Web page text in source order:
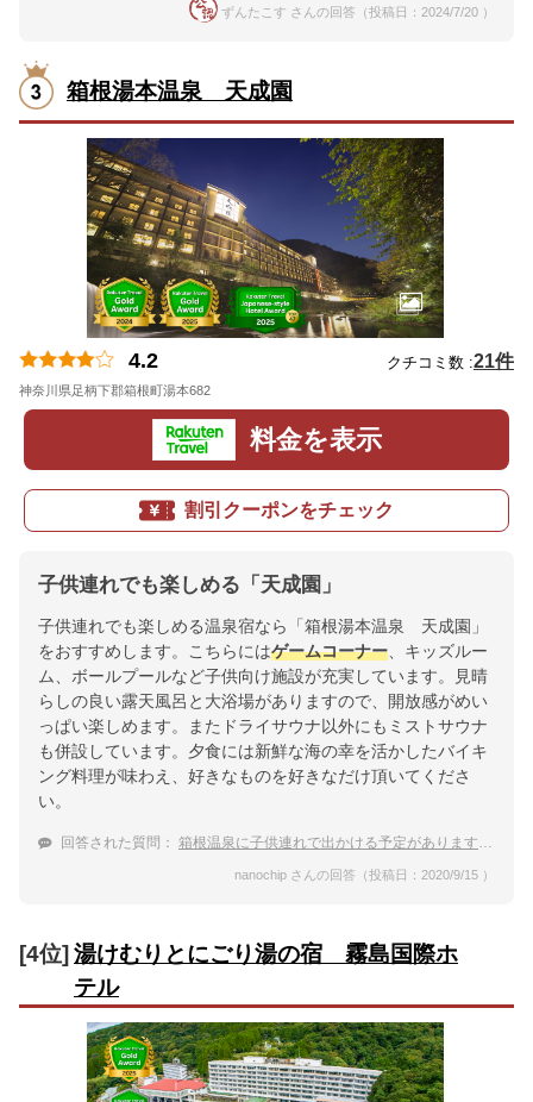
ずんたこす さんの回答（投稿日：2024/7/20 ）
箱根湯本温泉 天成園
4.2 クチコミ数 :21件
神奈川県足柄下郡箱根町湯本682
料金を表示
割引クーポンをチェック
子供連れでも楽しめる「天成園」
子供連れでも楽しめる温泉宿なら「箱根湯本温泉 天成園」
をおすすめします。こちらにはゲームコーナー、キッズルー
ム、ボールプールなど子供向け施設が充実しています。見晴
らしの良い露天風呂と大浴場がありますので、開放感がめい
っぱい楽しめます。またドライサウナ以外にもミストサウナ
も併設しています。夕食には新鮮な海の幸を活かしたバイキ
ング料理が味わえ、好きなものを好きなだけ頂いてくださ
い。
回答された質問： 箱根温泉に子供連れで出かける予定があります。子供連れでも楽しめる
nanochip さんの回答（投稿日：2020/9/15 ）
[4位] 湯けむりとにごり湯の宿 霧島国際ホ
テル